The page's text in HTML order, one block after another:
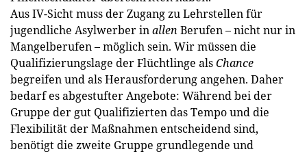
Aus IV-Sicht muss der Zugang zu Lehrstellen für
jugendliche Asylwerber inallen Berufen – nicht nur in
Mangelberufen – möglich sein. Wir müssen die
Qualifizierungslage der Flüchtlinge alsChance
begreifen und als Herausforderung angehen. Daher
bedarf es abgestufter Angebote: Während bei der
Gruppe der gut Qualifizierten das Tempo und die
Flexibilität der Maßnahmen entscheidend sind,
benötigt die zweite Gruppe grundlegende und